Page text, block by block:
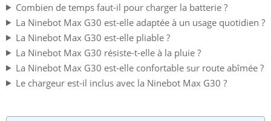
Combien de temps faut-il pour charger la batterie ?
La Ninebot Max G30 est-elle adaptée à un usage quotidien ?
La Ninebot Max G30 est-elle pliable ?
La Ninebot Max G30 résiste-t-elle à la pluie ?
La Ninebot Max G30 est-elle confortable sur route abîmée ?
Le chargeur est-il inclus avec la Ninebot Max G30 ?